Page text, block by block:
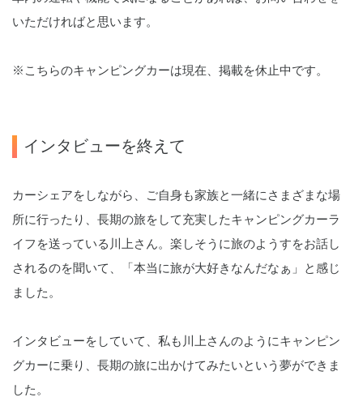
いただければと思います。
※こちらのキャンピングカーは現在、掲載を休止中です。
インタビューを終えて
カーシェアをしながら、ご自身も家族と一緒にさまざまな場
所に行ったり、長期の旅をして充実した キャンピングカーラ
イフを送っている川上さん。楽しそうに旅のようすをお話し
されるのを聞いて、「本当に旅が大好きなんだなぁ」と感じ
ました。
インタビューをしていて、私も川上さんのようにキャンピン
グカーに乗り、長期の旅に出かけてみたいという夢ができま
した。